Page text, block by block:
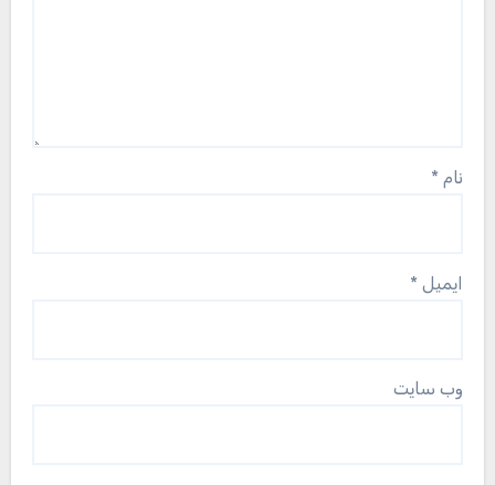
نام *
ایمیل *
وب‌ سایت